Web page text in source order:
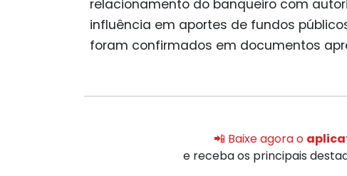
relacionamento do banqueiro com
influência em aportes de fundos
foram confirmados em documentos
📲 Baixe agora o
e receba os principais